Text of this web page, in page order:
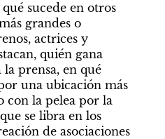
sucede en otros
grandes o
actrices y
quién gana
prensa, en qué
una ubicación más
con la pelea por la
se libra en los
de asociaciones